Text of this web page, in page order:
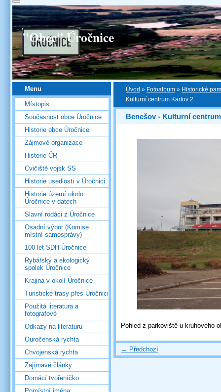
"Obec" Úročnice
Úvod » Fotoalbum » Historické
Kulturní centrum Karlov 2
Benešov - Kulturní
Pohled z parkoviště u kruhového
← Předchozí
Menu
Místopis
Současnost obce Úročnice
Historie obce Úročnice
Zájmové organizace
Historie ČR
Cvičiště vojsk SS
Historie usedlostí v Úročnici
Historie území okolo
Úročnice v datech
Slavní rodáci z Úročnice
Osadní výbor (Komise
místní samosprávy)
100 let SDH Úročnice
Rybářský a ekologický
spolek Úročnice
Krajina v okolí Úročnice
Turistické trasy přes Úročnici
Použitá literatura a
fotografové
Odkazy na literaturu
Ouročenská rychta
Chvojenská rychta
Zajímavé články
Domácí tvořeníčko